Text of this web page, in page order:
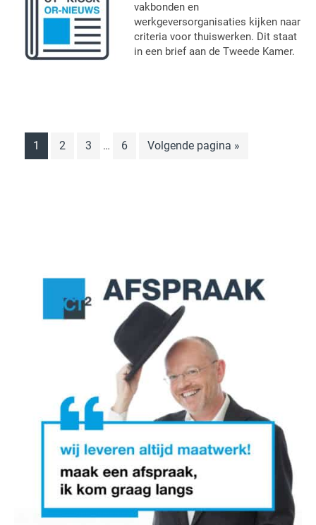
vakbonden en
werkgeversorganisaties kijken naar
criteria voor thuiswerken. Dit staat
in een brief aan de Tweede Kamer.
Pagina
1 Pagina
2 Pagina
3
Interim
pagina's
… Pagina
6
Ga
Volgende pagina »